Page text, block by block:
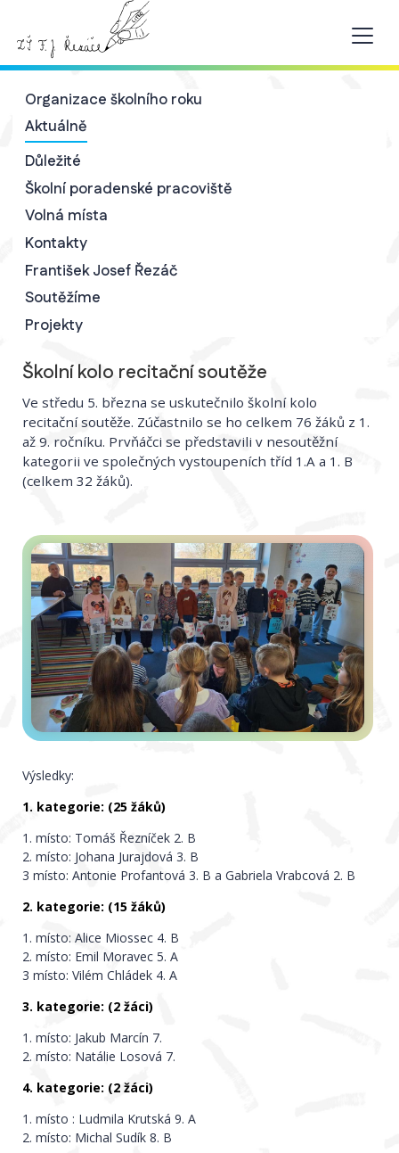
Organizace školního roku
Aktuálně
Důležité
Školní poradenské pracoviště
Volná místa
Kontakty
František Josef Řezáč
Soutěžíme
Projekty
Školní kolo recitační soutěže
Ve středu 5. března se uskutečnilo školní kolo
recitační soutěže. Zúčastnilo se ho celkem 76 žáků z 1.
až 9. ročníku. Prvňáčci se představili v nesoutěžní
kategorii ve společných vystoupeních tříd 1.A a 1. B
(celkem 32 žáků).
Výsledky:
1. kategorie: (25 žáků)
1. místo: Tomáš Řezníček 2. B
2. místo: Johana Jurajdová 3. B
3 místo: Antonie Profantová 3. B a Gabriela Vrabcová 2. B
2. kategorie: (15 žáků)
1. místo: Alice Miossec 4. B
2. místo: Emil Moravec 5. A
3 místo: Vilém Chládek 4. A
3. kategorie: (2 žáci)
1. místo: Jakub Marcín 7.
2. místo: Natálie Losová 7.
4. kategorie: (2 žáci)
1. místo : Ludmila Krutská 9. A
2. místo: Michal Sudík 8. B